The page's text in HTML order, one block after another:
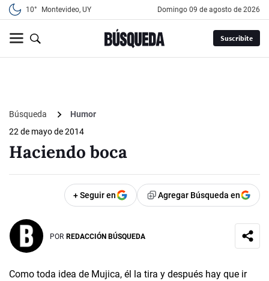
10° Montevideo, UY domingo 09 de agosto de 2026
Suscribite
Búsqueda
Humor
22 de mayo de 2014
Haciendo boca
+ Seguir en Agregar Búsqueda en
POR REDACCIÓN BÚSQUEDA
Como toda idea de Mujica, él la tira y después hay que ir